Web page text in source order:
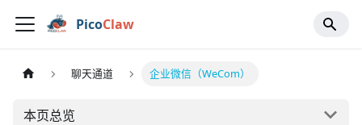
PicoClaw
聊天通道 企业微信（WeCom）
本页总览